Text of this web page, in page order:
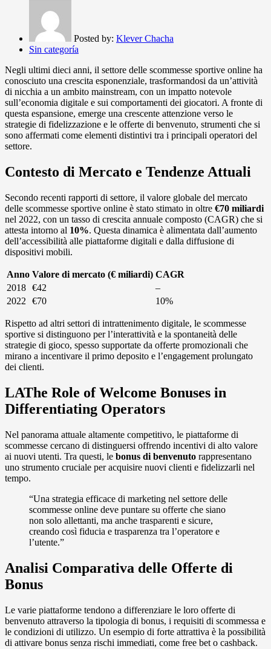
Posted by: Klever Chacha
Sin categoría
Negli ultimi dieci anni, il settore delle scommesse sportive online ha
conosciuto una crescita esponenziale, trasformandosi da un’attività
di nicchia a un ambito mainstream, con un impatto notevole
sull’economia digitale e sui comportamenti dei giocatori. A fronte di
questa espansione, emerge una crescente attenzione verso le
strategie di fidelizzazione e le offerte di benvenuto, strumenti che si
sono affermati come elementi distintivi tra i principali operatori del
settore.
Contesto di Mercato e Tendenze Attuali
Secondo recenti rapporti di settore, il valore globale del mercato
delle scommesse sportive online è stato stimato in oltre €70 miliardi
nel 2022, con un tasso di crescita annuale composto (CAGR) che si
attesta intorno al 10%. Questa dinamica è alimentata dall’aumento
dell’accessibilità alle piattaforme digitali e dalla diffusione di
dispositivi mobili.
Anno Valore di mercato (€ miliardi) CAGR
2018 €42
–
2022
€70 10%
Rispetto ad altri settori di intrattenimento digitale, le scommesse
sportive si distinguono per l’interattività e la spontaneità delle
strategie di gioco, spesso supportate da offerte promozionali che
mirano a incentivare il primo deposito e l’engagement prolungato
dei clienti.
LAThe Role of Welcome Bonuses in
Differentiating Operators
Nel panorama attuale altamente competitivo, le piattaforme di
scommesse cercano di distinguersi offrendo incentivi di alto valore
ai nuovi utenti. Tra questi, le bonus di benvenuto rappresentano
uno strumento cruciale per acquisire nuovi clienti e fidelizzarli nel
tempo.
“Una strategia efficace di marketing nel settore delle
scommesse online deve puntare su offerte che siano
non solo allettanti, ma anche trasparenti e sicure,
creando così fiducia e trasparenza tra l’operatore e
l’utente.”
Analisi Comparativa delle Offerte di
Bonus
Le varie piattaforme tendono a differenziare le loro offerte di
benvenuto attraverso la tipologia di bonus, i requisiti di scommessa e
le condizioni di utilizzo. Un esempio di forte attrattiva è la possibilità
di attivare bonus senza rischi immediati, come free bet o cashback.